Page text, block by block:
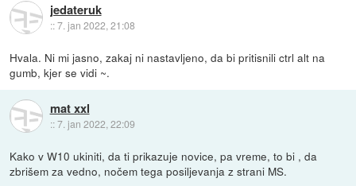
jedateruk
::7. jan 2022, 21:08
Hvala. Ni mi jasno, zakaj ni nastavljeno, da bi pritisnili ctrl alt na
gumb, kjer se vidi ~.
mat xxl
::7. jan 2022, 22:09
Kako v W10 ukiniti, da ti prikazuje novice, pa vreme, to bi , da
zbrišem za vedno, nočem tega posiljevanja z strani MS.